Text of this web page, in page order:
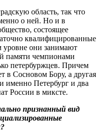
область, так что
о ней. Но и в
состоящее
квалифицированные
уровне они занимают
памяти чемпионами
петербуржцев. Причем
в Сосновом Бору, а другая
именно Петербург и два
России в миксте.
признанный вид